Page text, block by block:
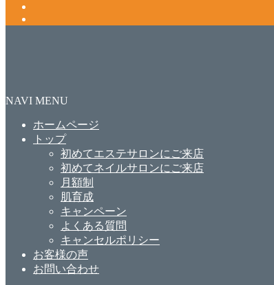
NAVI MENU
ホームページ
トップ
初めてエステサロンにご来店
初めてネイルサロンにご来店
月額制
肌育成
キャンペーン
よくある質問
キャンセルポリシー
お客様の声
お問い合わせ